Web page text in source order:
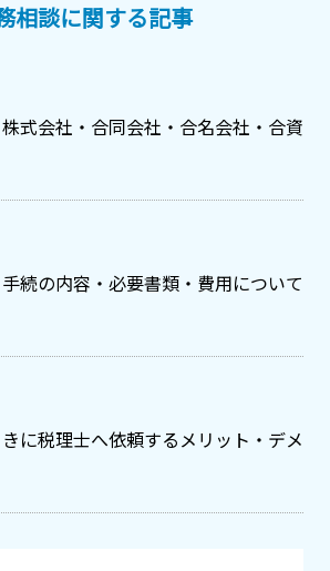
相談に関する記事
式会社・合同会社・合名会社・合資
続の内容・必要書類・費用について
に税理士へ依頼するメリット・デメ